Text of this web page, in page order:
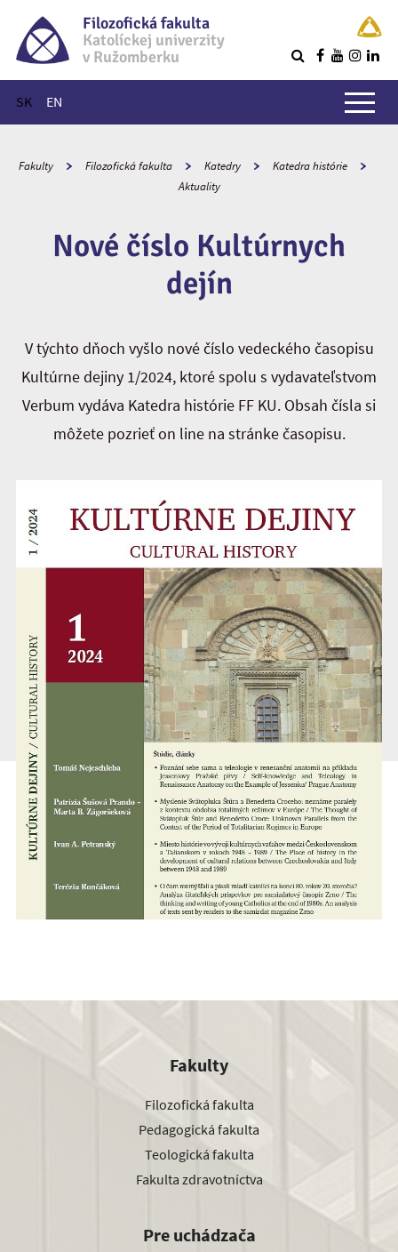
Filozofická fakulta
Katolíckej univerzity
v Ružomberku
SK EN
Hlavné menu
Fakulty Filozofická fakulta Katedry
Katedra histórie
Aktuality
Nové číslo Kultúrnych
dejín
V týchto dňoch vyšlo nové číslo vedeckého časopisu
Kultúrne dejiny 1/2024, ktoré spolu s vydavateľstvom
Verbum vydáva Katedra histórie FF KU. Obsah čísla si
môžete pozrieť on line na stránke časopisu.
Fakulty
Filozofická fakulta
Pedagogická fakulta
Teologická fakulta
Fakulta zdravotníctva
Pre uchádzača